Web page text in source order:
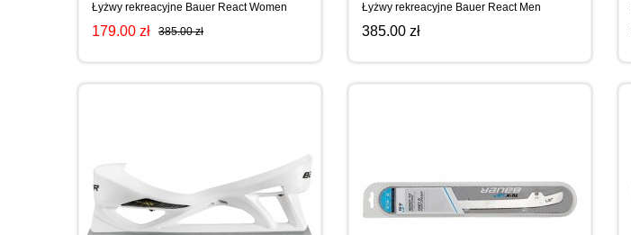
Łyżwy rekreacyjne Bauer React Women
179.00 zł 385.00 zł
Łyżwy rekreacyjne Bauer React Men
385.00 zł